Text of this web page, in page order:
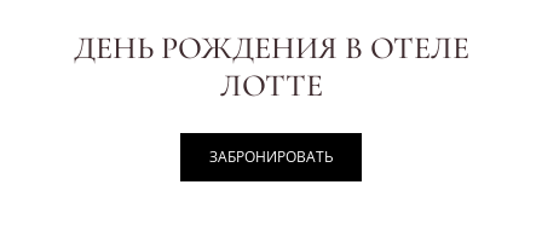
ДЕНЬ РОЖДЕНИЯ В ОТЕЛЕ
ЛОТТЕ
ЗАБРОНИРОВАТЬ